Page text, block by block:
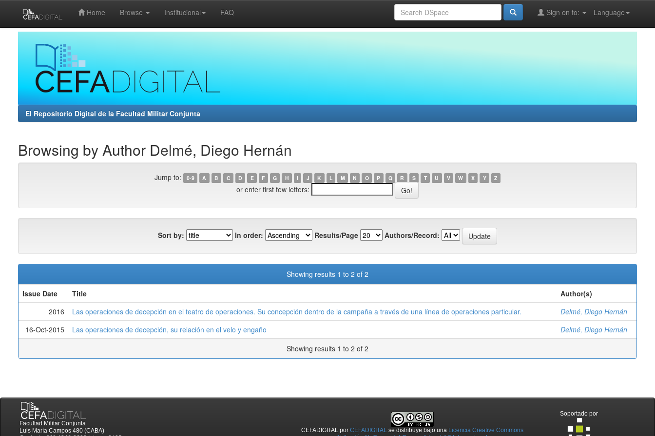
Home Browse Institucional FAQ Language
Sign on to:
El Repositorio Digital de la Facultad Militar Conjunta
Browsing by Author Delmé, Diego Hernán
Jump to: 0-9 A B C D E F G H I J K L M N O P Q R S T U V W X Y Z
or enter first few letters:
Sort by: In order: Results/Page Authors/Record:
Showing results 1 to 2 of 2
Issue Date
Title
Author(s)
2016
Las operaciones de decepción en el teatro de operaciones. Su concepción dentro de la campaña a través de una línea de operaciones particular.
Delmé, Diego Hernán
16-Oct-2015
Las operaciones de decepción, su relación en el velo y engaño
Delmé, Diego Hernán
Showing results 1 to 2 of 2
Facultad Militar Conjunta
Luis María Campos 480 (CABA)
CEFADIGITAL porCEFADIGITAL se distribuye bajo una Licencia Creative Commons
Soportado por